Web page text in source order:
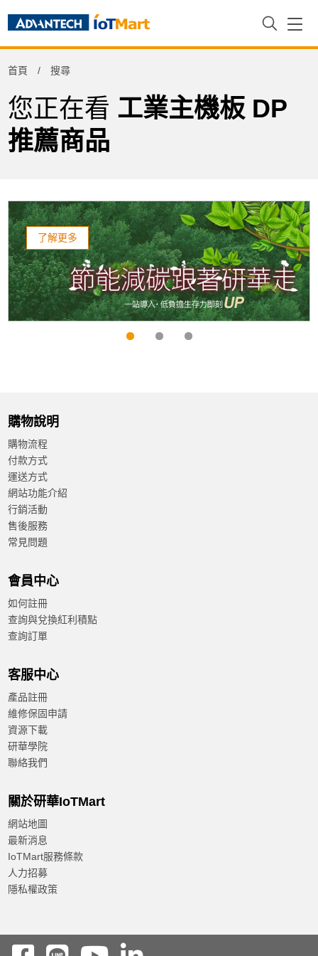
首頁 搜尋
您正在看 工業主機板 DP
推薦商品
了解更多
購物說明
購物流程
付款方式
運送方式
網站功能介紹
行銷活動
售後服務
常見問題
會員中心
如何註冊
查詢與兌換紅利積點
查詢訂單
客服中心
產品註冊
維修保固申請
資源下載
研華學院
聯絡我們
關於研華IoTMart
網站地圖
最新消息
IoTMart服務條款
人力招募
隱私權政策